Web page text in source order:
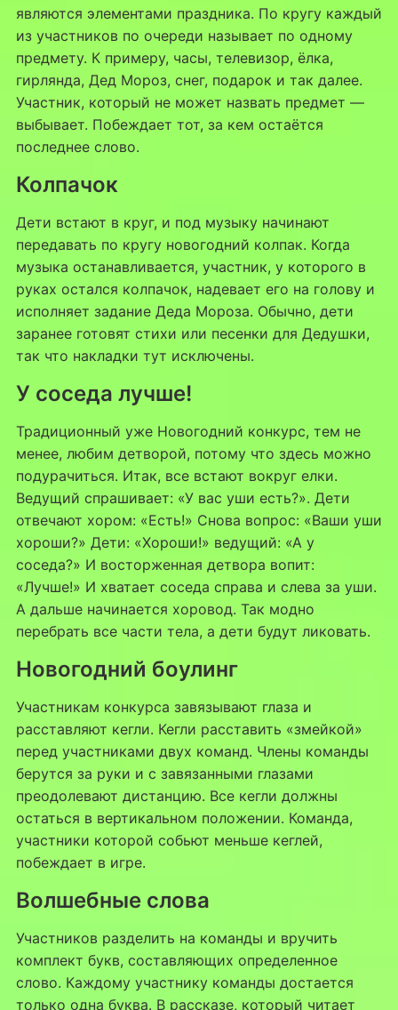
являются элементами праздника. По кругу каждый
из участников по очереди называет по одному
предмету. К примеру, часы, телевизор, ёлка,
гирлянда, Дед Мороз, снег, подарок и так далее.
Участник, который не может назвать предмет —
выбывает. Побеждает тот, за кем остаётся
последнее слово.
Колпачок
Дети встают в круг, и под музыку начинают
передавать по кругу новогодний колпак. Когда
музыка останавливается, участник, у которого в
руках остался колпачок, надевает его на голову и
исполняет задание Деда Мороза. Обычно, дети
заранее готовят стихи или песенки для Дедушки,
так что накладки тут исключены.
У соседа лучше!
Традиционный уже Новогодний конкурс, тем не
менее, любим детворой, потому что здесь можно
подурачиться. Итак, все встают вокруг елки.
Ведущий спрашивает: «У вас уши есть?». Дети
отвечают хором: «Есть!» Снова вопрос: «Ваши уши
хороши?» Дети: «Хороши!» ведущий: «А у
соседа?» И восторженная детвора вопит:
«Лучше!» И хватает соседа справа и слева за уши.
А дальше начинается хоровод. Так модно
перебрать все части тела, а дети будут ликовать.
Новогодний боулинг
Участникам конкурса завязывают глаза и
расставляют кегли. Кегли расставить «змейкой»
перед участниками двух команд. Члены команды
берутся за руки и с завязанными глазами
преодолевают дистанцию. Все кегли должны
остаться в вертикальном положении. Команда,
участники которой собьют меньше кеглей,
побеждает в игре.
Волшебные слова
Участников разделить на команды и вручить
комплект букв, составляющих определенное
слово. Каждому участнику команды достается
только одна буква. В рассказе, который читает